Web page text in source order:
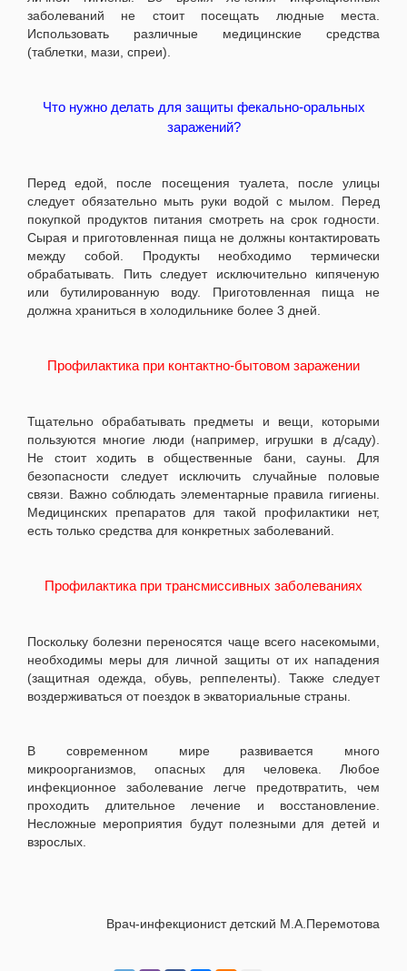
заболеваний не стоит посещать людные места.
Использовать различные медицинские средства
(таблетки, мази, спреи).
Что нужно делать для защиты фекально-оральных
заражений?
Перед едой, после посещения туалета, после улицы
следует обязательно мыть руки водой с мылом. Перед
покупкой продуктов питания смотреть на срок годности.
Сырая и приготовленная пища не должны контактировать
между собой. Продукты необходимо термически
обрабатывать. Пить следует исключительно кипяченую
или бутилированную воду. Приготовленная пища не
должна храниться в холодильнике более 3 дней.
Профилактика при контактно-бытовом заражении
Тщательно обрабатывать предметы и вещи, которыми
пользуются многие люди (например, игрушки в д/саду).
Не стоит ходить в общественные бани, сауны. Для
безопасности следует исключить случайные половые
связи. Важно соблюдать элементарные правила гигиены.
Медицинских препаратов для такой профилактики нет,
есть только средства для конкретных заболеваний.
Профилактика при трансмиссивных заболеваниях
Поскольку болезни переносятся чаще всего насекомыми,
необходимы меры для личной защиты от их нападения
(защитная одежда, обувь, реппеленты). Также следует
воздерживаться от поездок в экваториальные страны.
В современном мире развивается много
микроорганизмов, опасных для человека. Любое
инфекционное заболевание легче предотвратить, чем
проходить длительное лечение и восстановление.
Несложные мероприятия будут полезными для детей и
взрослых.
Врач-инфекционист детский М.А.Перемотова